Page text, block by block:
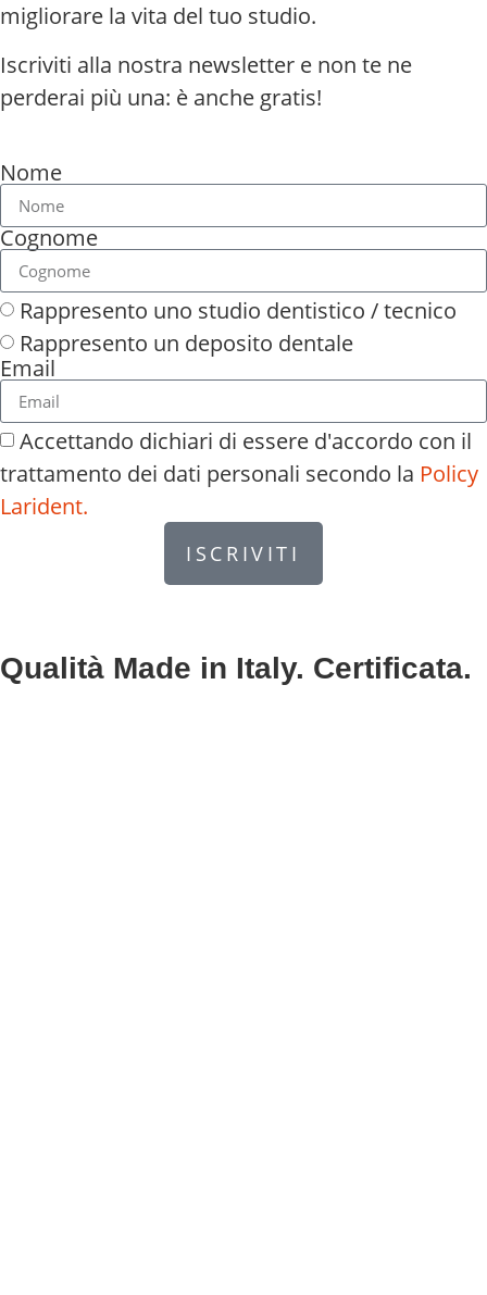
migliorare la vita del tuo studio.
Iscriviti alla nostra newsletter e non te ne
perderai più una: è anche gratis!
Nome
Cognome
Rappresento uno studio dentistico / tecnico
Rappresento un deposito dentale
Email
Accettando dichiari di essere d'accordo con il
trattamento dei dati personali secondo la Policy
Larident.
ISCRIVITI
Qualità Made in Italy. Certificata.